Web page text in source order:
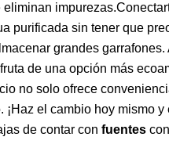
purificada sin tener que
grandes garrafones.
de una opción más
no solo ofrece
el cambio hoy mismo y
de contar con fuentes